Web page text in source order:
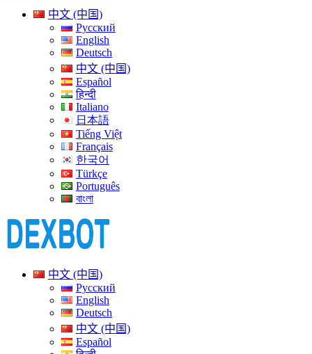
中文 (中国)
Русский
English
Deutsch
中文 (中国)
Español
हिन्दी
Italiano
日本語
Tiếng Việt
Français
한국어
Türkçe
Português
বাংলা
中文 (中国)
Русский
English
Deutsch
中文 (中国)
Español